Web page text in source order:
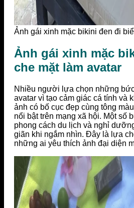
Ảnh gái xinh mặc bikini đen đi
Ảnh gái xinh mặc
che mặt làm avatar
Nhiều người lựa chọn những
avatar vì tạo cảm giác cá tính và
ảnh có bố cục đẹp cùng tông
nổi bật trên mạng xã hội. Một số
phong cách du lịch và nghỉ
giãn khi ngắm nhìn. Đây là lựa
những ai yêu thích ảnh đại diện